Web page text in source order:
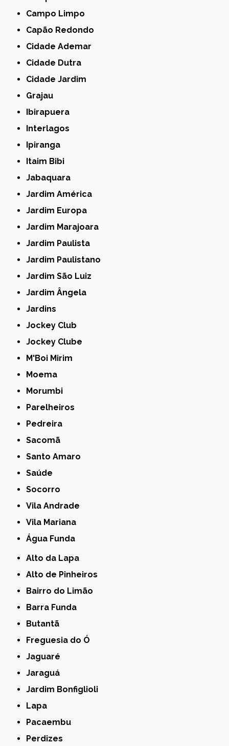
Campo Limpo
Capão Redondo
Cidade Ademar
Cidade Dutra
Cidade Jardim
Grajau
Ibirapuera
Interlagos
Ipiranga
Itaim Bibi
Jabaquara
Jardim América
Jardim Europa
Jardim Marajoara
Jardim Paulista
Jardim Paulistano
Jardim São Luiz
Jardim Ângela
Jardins
Jockey Club
Jockey Clube
M'Boi Mirim
Moema
Morumbi
Parelheiros
Pedreira
Sacomã
Santo Amaro
Saúde
Socorro
Vila Andrade
Vila Mariana
Água Funda
Alto da Lapa
Alto de Pinheiros
Bairro do Limão
Barra Funda
Butantã
Freguesia do Ó
Jaguaré
Jaraguá
Jardim Bonfiglioli
Lapa
Pacaembu
Perdizes